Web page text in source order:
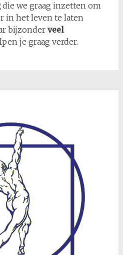
die we graag inzetten om
in het leven te laten
bijzonder veel
je graag verder.